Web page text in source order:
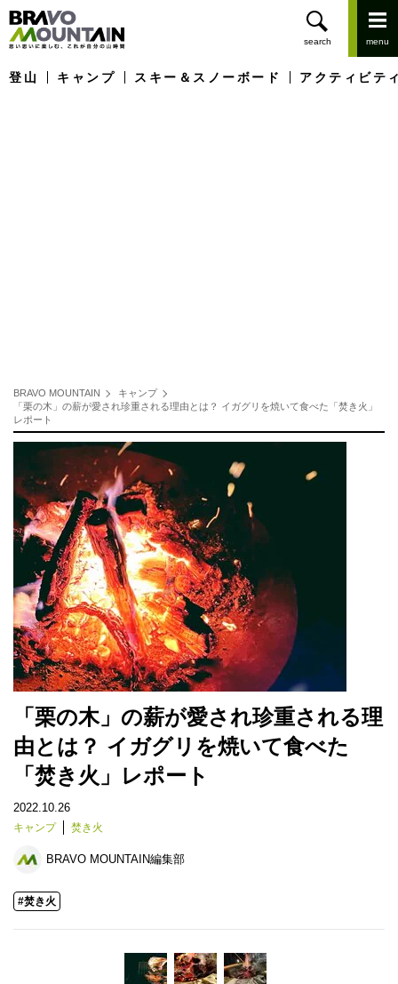
登山 キャンプ スキー＆スノーボード アクティビテ
BRAVO MOUNTAIN
キャンプ
「栗の木」の薪が愛され珍重される理由とは？ イガグリを焼いて食べた「焚き火」
レポート
「栗の木」の薪が愛され珍重される理
由とは？ イガグリを焼いて食べた
「焚き火」レポート
2022.10.26
キャンプ 焚き火
BRAVO MOUNTAIN編集部
#焚き火